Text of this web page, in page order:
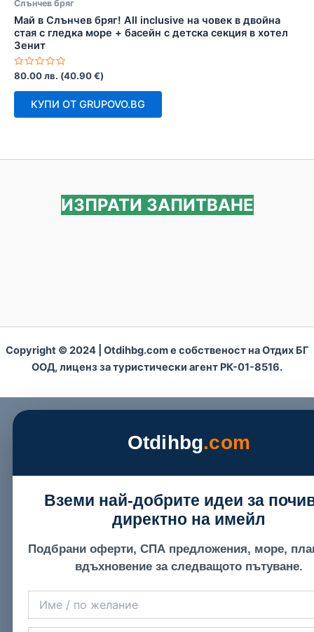
Слънчев бряг
Май в Слънчев бряг! All inclusive на човек в двойна
стая с гледка море + басейн с детска секция в хотел
Зенит
Оценено
с
0
80.00лв. (40.90€)
КУПИ ОТ GRUPOVO.BG
ИЗПРАТИ ЗАПИТВАНЕ
Copyright © 2024 | Otdihbg.com e собственост на Отдих БГ
ООД, лиценз за туристически агент РК-01-8516.
Otdihbg.com
Вземи най-добрите идеи за
директно на имейл
Подбрани оферти, СПА предложения, море,
вдъхновение за следващото пътуване.